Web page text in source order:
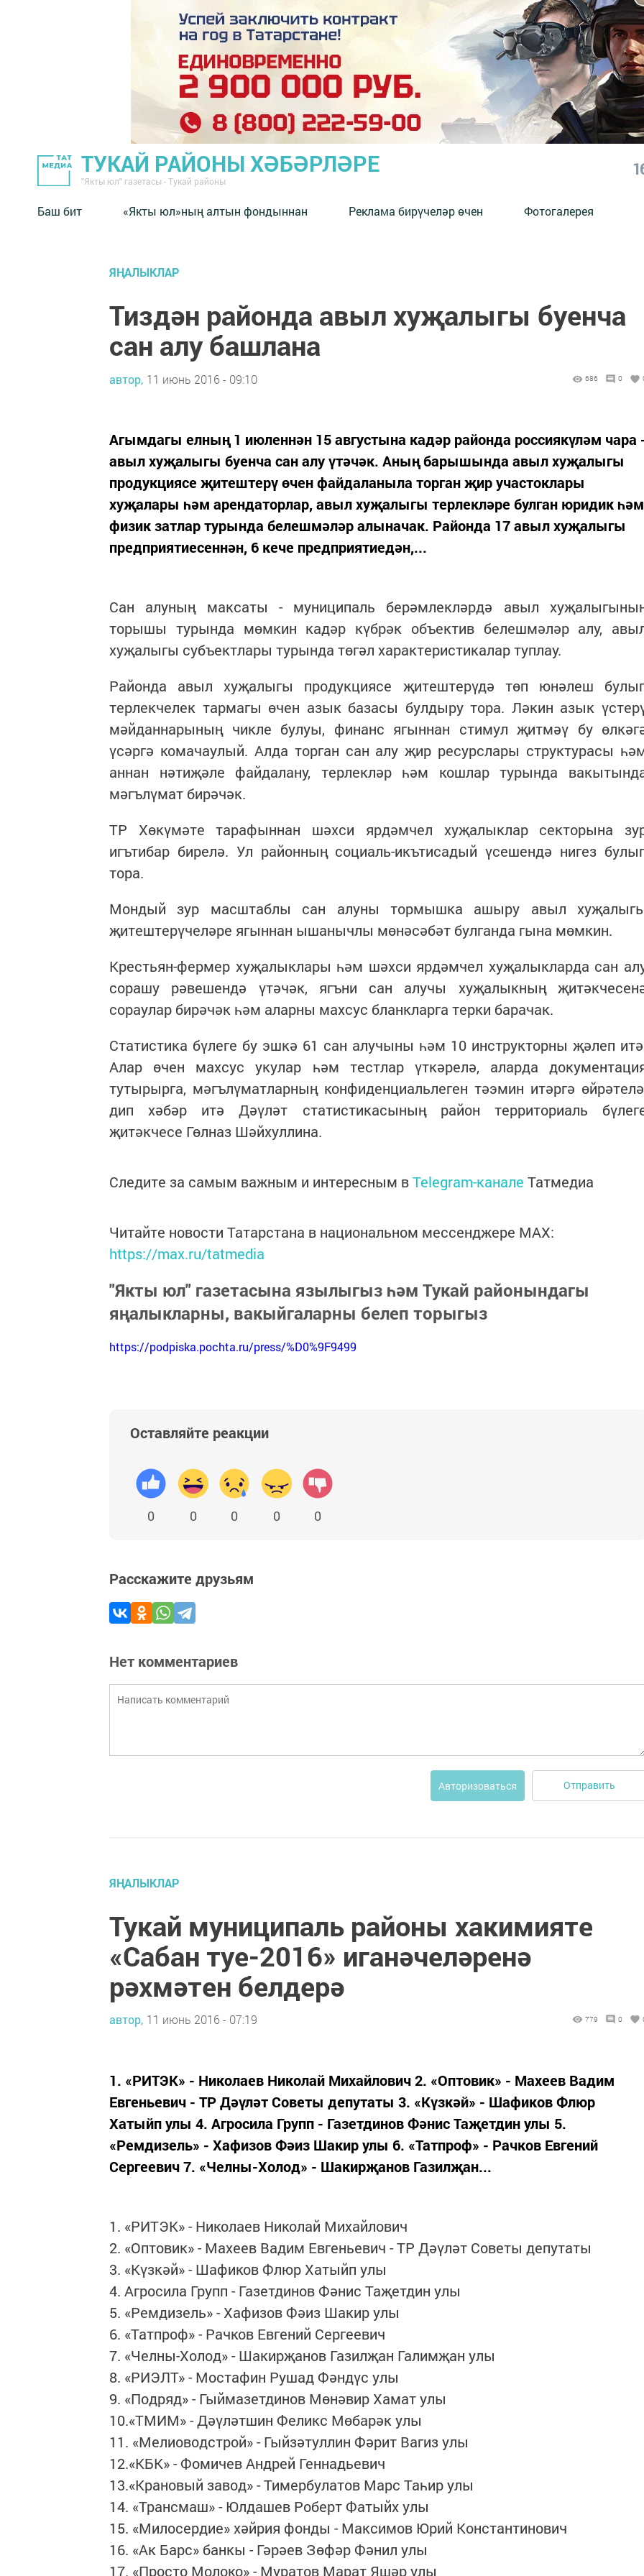
ТУКАЙ РАЙОНЫ ХӘБӘРЛӘРЕ
"Якты юл" газетасы - Тукай районы
Баш бит «Якты юл»ның алтын фондыннан Реклама бирүчеләр өчен Фотогалерея
ЯҢАЛЫКЛАР
Тиздән районда авыл хуҗалыгы буенча
сан алу башлана
автор, 11 июнь 2016 - 09:10 686 0
Агымдагы елның 1 июленнән 15 августына кадәр районда россиякүләм чара
авыл хуҗалыгы буенча сан алу үтәчәк. Аның барышында авыл хуҗалыгы
продукциясе җитештерү өчен файдаланыла торган җир участоклары
хуҗалары һәм арендаторлар, авыл хуҗалыгы терлекләре булган юридик һәм
физик затлар турында белешмәләр алыначак. Районда 17 авыл хуҗалыгы
предприятиесеннән, 6 кече предприятиедән,...
Сан алуның максаты - муниципаль берәмлекләрдә авыл
торышы турында мөмкин кадәр күбрәк объектив белешмәләр алу,
хуҗалыгы субъектлары турында төгәл характеристикалар туплау.
Районда авыл хуҗалыгы продукциясе җитештерүдә төп юнәлеш
терлекчелек тармагы өчен азык базасы булдыру тора. Ләкин азык
мәйданнарының чикле булуы, финанс ягыннан стимул җитмәү бу
үсәргә комачаулый. Алда торган сан алу җир ресурслары структурасы
аннан нәтиҗәле файдалану, терлекләр һәм кошлар турында
мәгълүмат бирәчәк.
ТР Хөкүмәте тарафыннан шәхси ярдәмчел хуҗалыклар секторына
игътибар бирелә. Ул районның социаль-икътисадый үсешендә нигез
тора.
Мондый зур масштаблы сан алуны тормышка ашыру авыл
җитештерүчеләре ягыннан ышанычлы мөнәсәбәт булганда гына мөмкин.
Крестьян-фермер хуҗалыклары һәм шәхси ярдәмчел хуҗалыкларда сан
сорашу рәвешендә үтәчәк, ягъни сан алучы хуҗалыкның
сораулар бирәчәк һәм аларны махсус бланкларга терки барачак.
Статистика бүлеге бу эшкә 61 сан алучыны һәм 10 инструкторны җәлеп
Алар өчен махсус укулар һәм тестлар үткәрелә, аларда
тутырырга, мәгълүматларның конфиденциальлеген тәэмин итәргә
дип хәбәр итә Дәүләт статистикасының район территориаль
җитәкчесе Гөлназ Шәйхуллина.
Следите за самым важным и интересным вTelegram-канале Татмедиа
Читайте новости Татарстана в национальном мессенджере MАХ:
https://max.ru/tatmedia
"Якты юл" газетасына язылыгыз һәм Тукай районындагы
яңалыкларны, вакыйгаларны белеп торыгыз
https://podpiska.pochta.ru/press/%D0%9F9499
Оставляйте реакции
0 0 0 0 0
Расскажите друзьям
Нет комментариев
Авторизоваться Отправить
ЯҢАЛЫКЛАР
Тукай муниципаль районы хакимияте
«Сабан туе-2016» иганәчеләренә
рәхмәтен белдерә
автор, 11 июнь 2016 - 07:19 779 0
1. «РИТЭК» - Николаев Николай Михайлович 2. «Оптовик» - Махеев Вадим
Евгеньевич - ТР Дәүләт Советы депутаты 3. «Күзкәй» - Шафиков Флюр
Хатыйп улы 4. Агросила Групп - Газетдинов Фәнис Таҗетдин улы 5.
«Ремдизель» - Хафизов Фәиз Шакир улы 6. «Татпроф» - Рачков Евгений
Сергеевич 7. «Челны-Холод» - Шакирҗанов Газилҗан...
1. «РИТЭК» - Николаев Николай Михайлович
2. «Оптовик» - Махеев Вадим Евгеньевич - ТР Дәүләт Советы депутаты
3. «Күзкәй» - Шафиков Флюр Хатыйп улы
4. Агросила Групп - Газетдинов Фәнис Таҗетдин улы
5. «Ремдизель» - Хафизов Фәиз Шакир улы
6. «Татпроф» - Рачков Евгений Сергеевич
7. «Челны-Холод» - Шакирҗанов Газилҗан Галимҗан улы
8. «РИЭЛТ» - Мостафин Рушад Фәндүс улы
9. «Подряд» - Гыймазетдинов Мөнәвир Хамат улы
10.«ТМИМ» - Дәүләтшин Феликс Мөбарәк улы
11. «Мелиоводстрой» - Гыйзәтуллин Фәрит Вагиз улы
12.«КБК» - Фомичев Андрей Геннадьевич
13.«Крановый завод» - Тимербулатов Марс Таһир улы
14. «Трансмаш» - Юлдашев Роберт Фатыйх улы
15. «Милосердие» хәйрия фонды - Максимов Юрий Константинович
16. «Ак Барс» банкы - Гәрәев Зөфәр Фәнил улы
17. «Просто Молоко» - Муратов Марат Яшәр улы